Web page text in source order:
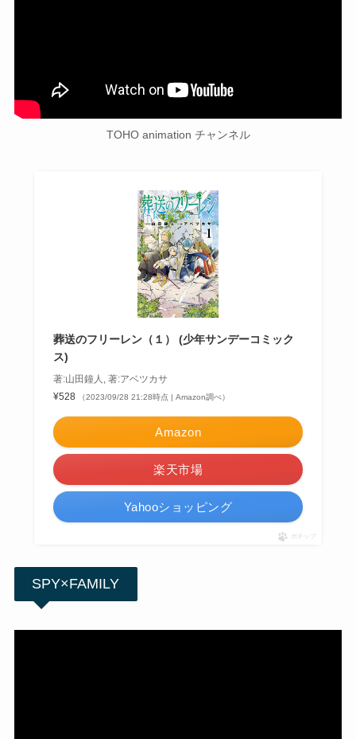
TOHO animation チャンネル
葬送のフリーレン（１） (少年サンデーコミック
ス)
著:山田鐘人, 著:アベツカサ
¥528
（2023/09/28 21:28時点 | Amazon調べ）
Amazon
楽天市場
Yahooショッピング
ポチップ
SPY×FAMILY